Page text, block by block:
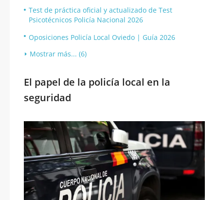
Test de práctica oficial y actualizado de Test
Psicotécnicos Policía Nacional 2026
Oposiciones Policía Local Oviedo | Guía 2026
Mostrar más... (6)
El papel de la policía local en la
seguridad